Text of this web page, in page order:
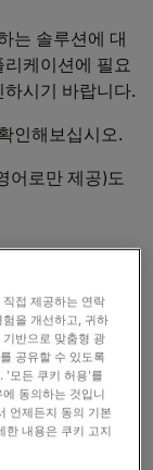
는 솔루션에 대
케이션에 필요
시기 바랍니다.
인해보십시오.
어로만 제공)도
접 제공하는 연락
을 개선하고, 귀하
반으로 맞춤형 광
공유할 수 있도록
'모든 쿠키 허용'를
동의하는 것입니
언제든지 동의 기본
한 내용은 쿠키 고지